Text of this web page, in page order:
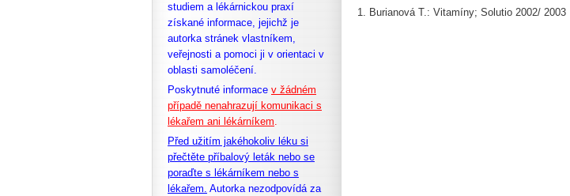
1. Burianová T.: Vitamíny; Solutio 2002/ 2003
studiem a lékárnickou praxí
získané informace, jejichž je
autorka stránek vlastníkem,
veřejnosti a pomoci ji v orientaci v
oblasti samoléčení.
Poskytnuté informace v žádném
případě nenahrazují komunikaci s
lékařem ani lékárníkem.
Před užitím jakéhokoliv léku si
přečtěte příbalový leták nebo se
poraďte s lékárníkem nebo s
lékařem. Autorka nezodpovídá za